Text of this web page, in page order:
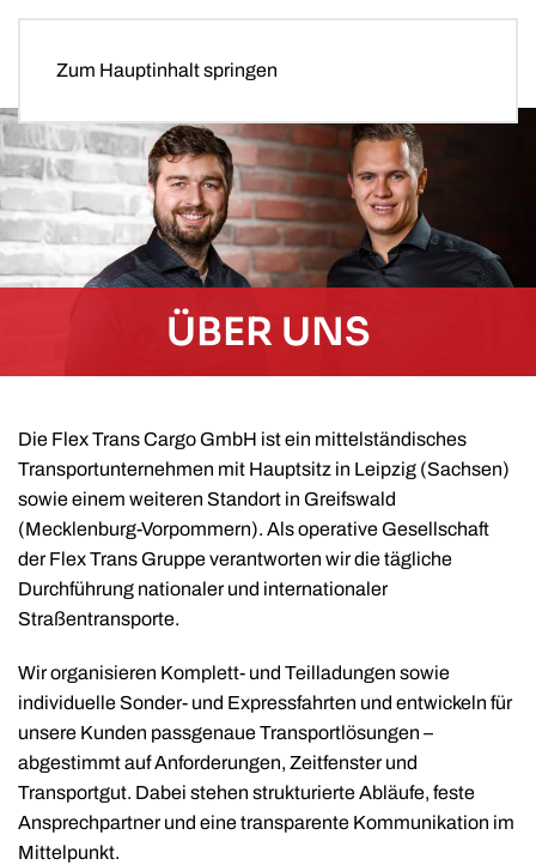
Zum Hauptinhalt springen
ÜBER UNS
Die Flex Trans Cargo GmbH ist ein mittelständisches
Transportunternehmen mit Hauptsitz in Leipzig (Sachsen)
sowie einem weiteren Standort in Greifswald
(Mecklenburg-Vorpommern). Als operative Gesellschaft
der Flex Trans Gruppe verantworten wir die tägliche
Durchführung nationaler und internationaler
Straßentransporte.
Wir organisieren Komplett- und Teilladungen sowie
individuelle Sonder- und Expressfahrten und entwickeln für
unsere Kunden passgenaue Transportlösungen –
abgestimmt auf Anforderungen, Zeitfenster und
Transportgut. Dabei stehen strukturierte Abläufe, feste
Ansprechpartner und eine transparente Kommunikation im
Mittelpunkt.